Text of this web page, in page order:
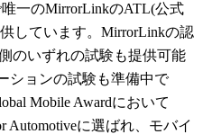
一のMirrorLinkのATL(公式
しています。MirrorLinkの認
のいずれの試験も提供可能
ションの試験も準備中で
Mobile Awardにおいて
Automotiveに選ばれ、モバイ